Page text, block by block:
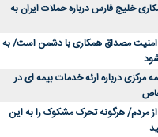
خلیج فارس درباره حملات ایران به
امنیت مصداق همکاری با دشمن است/ به
مرکزی درباره ارئه خدمات بیمه ای در
مردم/ هرگونه تحرک مشکوک را به این